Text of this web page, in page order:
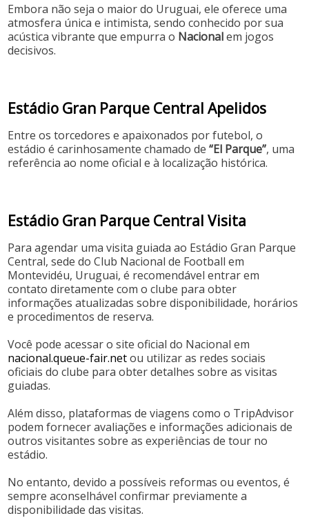
Embora não seja o maior do Uruguai, ele oferece uma
atmosfera única e intimista, sendo conhecido por sua
acústica vibrante que empurra o Nacionalem jogos
decisivos.
Estádio Gran Parque Central Apelidos
Entre os torcedores e apaixonados por futebol, o
estádio é carinhosamente chamado de“El Parque”, uma
referência ao nome oficial e à localização histórica.
Estádio Gran Parque Central Visita
Para agendar uma visita guiada ao Estádio Gran Parque
Central, sede do Club Nacional de Football em
Montevidéu, Uruguai, é recomendável entrar em
contato diretamente com o clube para obter
informações atualizadas sobre disponibilidade, horários
e procedimentos de reserva.
Você pode acessar o site oficial do Nacional em
nacional.queue-fair.netou utilizar as redes sociais
oficiais do clube para obter detalhes sobre as visitas
guiadas.
Além disso, plataformas de viagens como o TripAdvisor
podem fornecer avaliações e informações adicionais de
outros visitantes sobre as experiências de tour no
estádio.
No entanto, devido a possíveis reformas ou eventos, é
sempre aconselhável confirmar previamente a
disponibilidade das visitas.